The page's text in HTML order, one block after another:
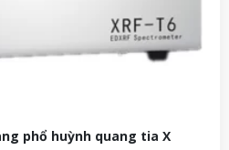
phổ huỳnh quang tia X